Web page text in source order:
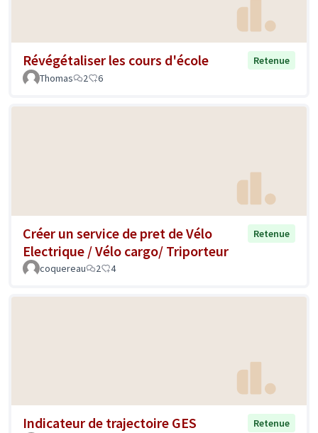
Révégétaliser les cours d'école
Retenue
Thomas
2 6
Créer un service de pret de Vélo
Electrique / Vélo cargo/ Triporteur
Retenue
coquereau 2 4
Indicateur de trajectoire GES
Retenue